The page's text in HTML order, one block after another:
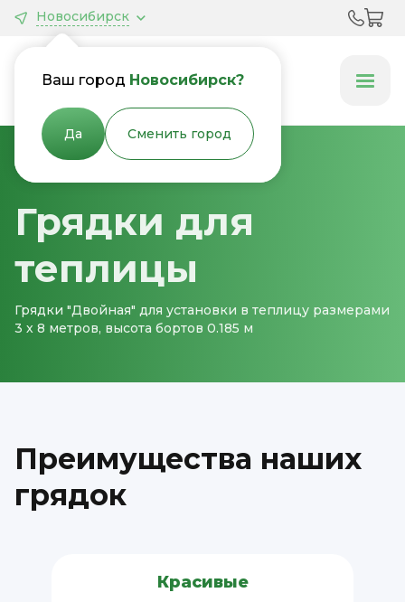
Новосибирск
Ваш город Новосибирск?
Да Сменить город
Грядки & Клумбы
Главная Грядки для теплицы
Грядки для
теплицы
Грядки "Двойная" для установки в теплицу размерами
3 х 8 метров, высота бортов 0.185 м
Преимущества наших
грядок
Красивые